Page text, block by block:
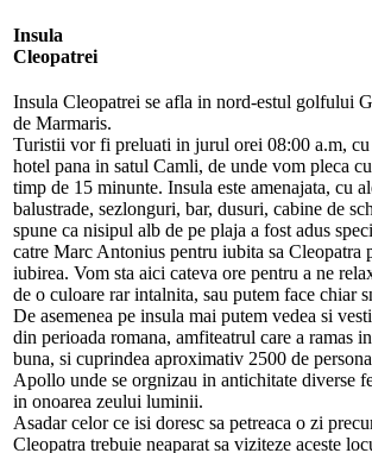
Insula
Cleopatrei
Insula Cleopatrei se afla in nord-estul golfului
de Marmaris.
Turistii vor fi preluati in jurul orei 08:00 a.m, cu
hotel pana in satul Camli, de unde vom pleca
timp de 15 minunte. Insula este amenajata, cu
balustrade, sezlonguri, bar, dusuri, cabine de
spune ca nisipul alb de pe plaja a fost adus
catre Marc Antonius pentru iubita sa Cleopatra
iubirea. Vom sta aici cateva ore pentru a ne
de o culoare rar intalnita, sau putem face chiar
De asemenea pe insula mai putem vedea si
din perioada romana, amfiteatrul care a ramas
buna, si cuprindea aproximativ 2500 de
Apollo unde se orgnizau in antichitate diverse
in onoarea zeului luminii.
Asadar celor ce isi doresc sa petreaca o zi
Cleopatra trebuie neaparat sa viziteze aceste